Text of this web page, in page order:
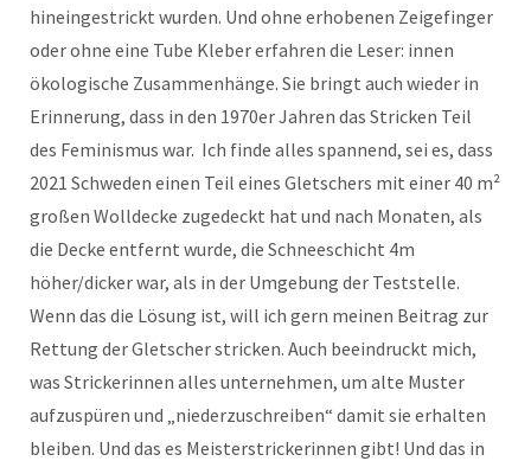
hineingestrickt wurden. Und ohne erhobenen Zeigefinger
oder ohne eine Tube Kleber erfahren die Leser: innen
ökologische Zusammenhänge. Sie bringt auch wieder in
Erinnerung, dass in den 1970er Jahren das Stricken Teil
des Feminismus war. Ich finde alles spannend, sei es, dass
2021 Schweden einen Teil eines Gletschers mit einer 40 m²
großen Wolldecke zugedeckt hat und nach Monaten, als
die Decke entfernt wurde, die Schneeschicht 4m
höher/dicker war, als in der Umgebung der Teststelle.
Wenn das die Lösung ist, will ich gern meinen Beitrag zur
Rettung der Gletscher stricken. Auch beeindruckt mich,
was Strickerinnen alles unternehmen, um alte Muster
aufzuspüren und „niederzuschreiben“ damit sie erhalten
bleiben. Und das es Meisterstrickerinnen gibt! Und das in